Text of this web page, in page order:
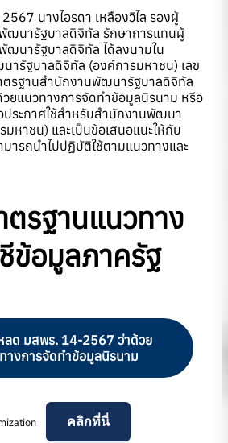
นางไอรดา เหลืองวิไล รองผู้
ฒนารัฐบาลดิจิทัล รักษาการแทนผู้
ฒนารัฐบาลดิจิทัล ได้ลงนามใน
ารัฐบาลดิจิทัล (องค์การมหาชน) เลข
ตรฐานสำนักงานพัฒนารัฐบาลดิจิทัล
ยแนวทางการจัดทำข้อมูลนิรนาม หรือ
ระกาศใช้สำหรับสำนักงานพัฒนา
หาชน) และเป็นข้อเสนอแนะให้กับ
ารถนำไปปฏิบัติใช้ตามแนวทางและ
ตรฐานแนวทาง
อมูลภาครัฐ
ลด มสพร. 14-2567 ว่าด้วย
างการจัดทำข้อมูลนิรนาม
คลิกที่นี่